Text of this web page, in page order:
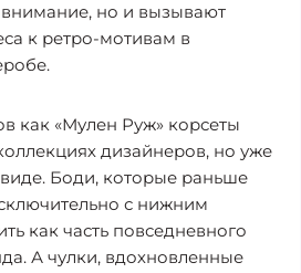
но и вызывают
к ретро-мотивам в
как «Мулен Руж» корсеты
дизайнеров, но уже
Боди, которые раньше
с нижним
как часть повседневного
А чулки, вдохновленные